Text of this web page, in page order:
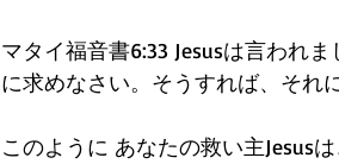
マタイ福音書6:33 Jesusは言われ
に求めなさい。そうすれば、それ
このように あなたの救い主Jesus